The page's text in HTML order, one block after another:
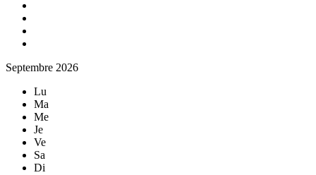
Septembre 2026
Lu
Ma
Me
Je
Ve
Sa
Di